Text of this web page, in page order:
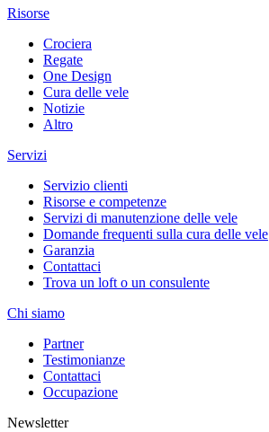
Risorse
Crociera
Regate
One Design
Cura delle vele
Notizie
Altro
Servizi
Servizio clienti
Risorse e competenze
Servizi di manutenzione delle vele
Domande frequenti sulla cura delle vele
Garanzia
Contattaci
Trova un loft o un consulente
Chi siamo
Partner
Testimonianze
Contattaci
Occupazione
Newsletter